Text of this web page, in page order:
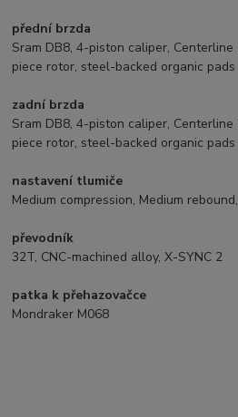
přední brzda
Sram DB8, 4-piston caliper,
piece rotor, steel-backed organic pads
zadní brzda
Sram DB8, 4-piston caliper,
piece rotor, steel-backed organic pads
nastavení tlumiče
Medium compression, Medium
převodník
32T, CNC-machined alloy, X-SYNC 2
patka k přehazovačce
Mondraker M068